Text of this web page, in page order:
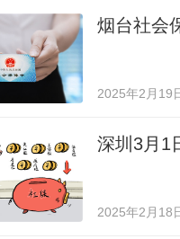
烟台社会
2025年2月19
深圳3月1
2025年2月18